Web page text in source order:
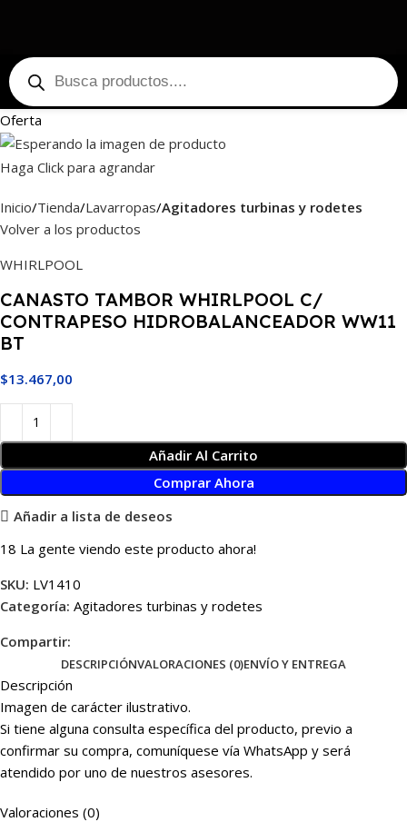
Oferta
Haga Click para agrandar
Inicio Tienda Lavarropas Agitadores turbinas y rodetes
Volver a los productos
WHIRLPOOL
CANASTO TAMBOR WHIRLPOOL C/
CONTRAPESO HIDROBALANCEADOR WW11
BT
$13.467,00
Añadir Al Carrito
Comprar Ahora
Añadir a lista de deseos
18 La gente viendo este producto ahora!
SKU: LV1410
Categoría: Agitadores turbinas y rodetes
Compartir:
DESCRIPCIÓNVALORACIONES (0)ENVÍO Y ENTREGA
Descripción
Imagen de carácter ilustrativo.
Si tiene alguna consulta específica del producto, previo a
confirmar su compra, comuníquese vía WhatsApp y será
atendido por uno de nuestros asesores.
Valoraciones (0)